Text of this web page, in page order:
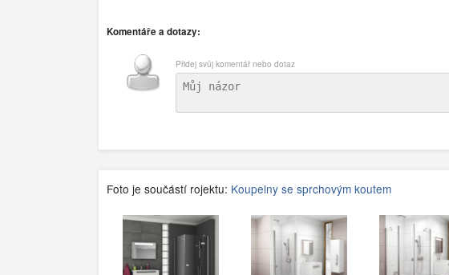
Komentáře a dotazy:
Přidej svůj komentář nebo dotaz
Foto je součástí rojektu: Koupelny se sprchovým koutem